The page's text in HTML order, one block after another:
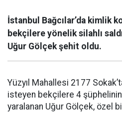
İstanbul Bağcılar’da kimlik
bekçilere yönelik silahlı
Uğur Gölçek şehit oldu.
Yüzyıl Mahallesi 2177
isteyen bekçilere 4 şüphelinin
yaralanan Uğur Gölçek, özel